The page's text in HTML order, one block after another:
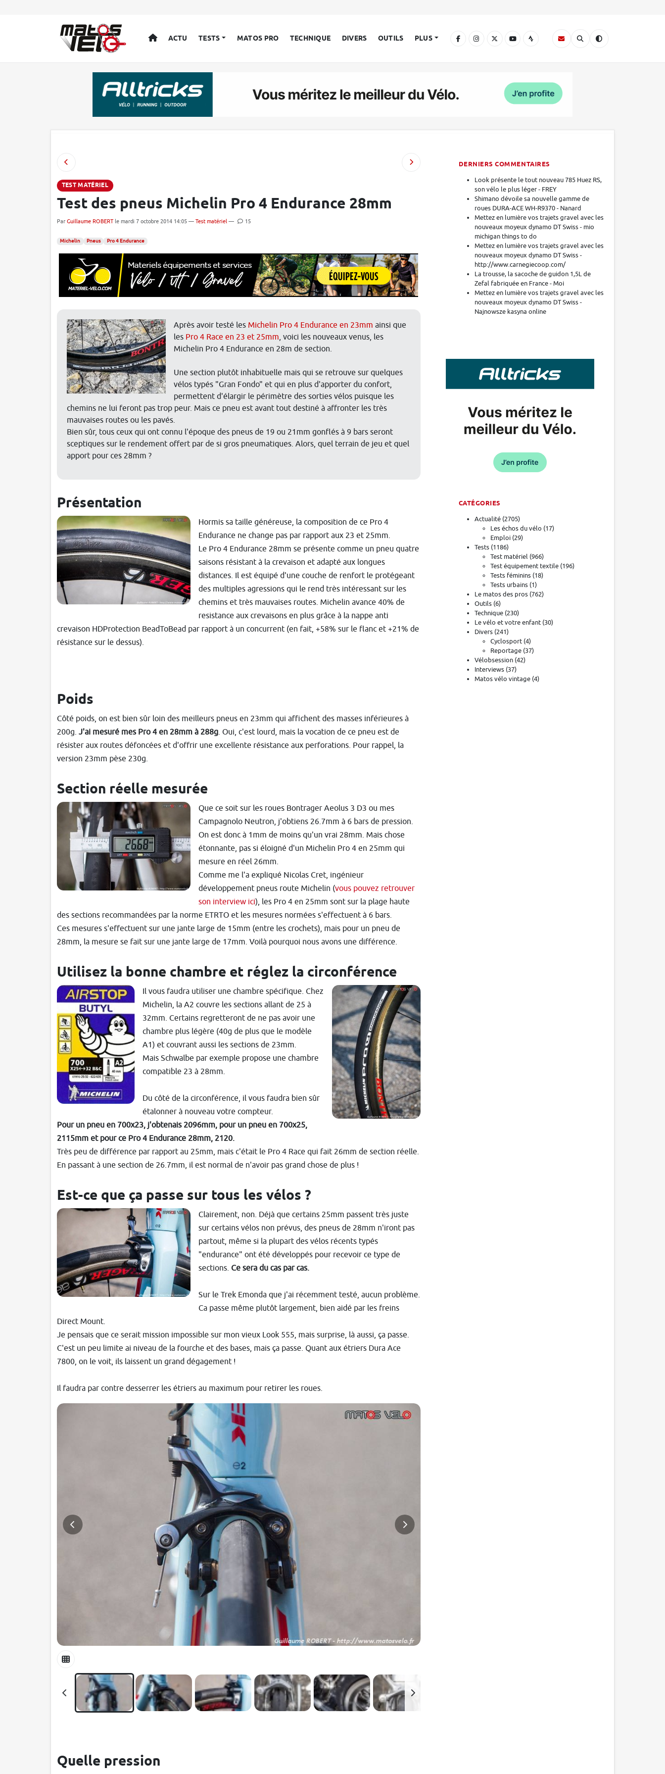
ACCUEIL
ACTU TESTS MATOS PRO TECHNIQUE DIVERS OUTILS PLUS
TEST MATÉRIEL
Test des pneus Michelin Pro 4 Endurance 28mm
Par Guillaume ROBERT le mardi 7 octobre 2014 14:05 — Test matériel — 15
Michelin Pneus Pro 4 Endurance
Après avoir testé les Michelin Pro 4 Endurance en 23mm ainsi que
les Pro 4 Race en 23 et 25mm, voici les nouveaux venus, les
Michelin Pro 4 Endurance en 28m de section.
Une section plutôt inhabituelle mais qui se retrouve sur quelques
vélos typés "Gran Fondo" et qui en plus d'apporter du confort,
permettent d'élargir le périmètre des sorties vélos puisque les
chemins ne lui feront pas trop peur. Mais ce pneu est avant tout destiné à affronter les très
mauvaises routes ou les pavés.
Bien sûr, tous ceux qui ont connu l'époque des pneus de 19 ou 21mm gonflés à 9 bars seront
sceptiques sur le rendement offert par de si gros pneumatiques. Alors, quel terrain de jeu et quel
apport pour ces 28mm ?
Présentation
Hormis sa taille généreuse, la composition de ce Pro 4
Endurance ne change pas par rapport aux 23 et 25mm.
Le Pro 4 Endurance 28mm se présente comme un pneu quatre
saisons résistant à la crevaison et adapté aux longues
distances. Il est équipé d'une couche de renfort le protégeant
des multiples agressions qui le rend très intéressant sur les
chemins et très mauvaises routes. Michelin avance 40% de
resistance aux crevaisons en plus grâce à la nappe anti
crevaison HDProtection BeadToBead par rapport à un concurrent (en fait, +58% sur le flanc et +21% de
résistance sur le dessus).
Poids
Côté poids, on est bien sûr loin des meilleurs pneus en 23mm qui affichent des masses inférieures à
200g. J'ai mesuré mes Pro 4 en 28mm à 288g. Oui, c'est lourd, mais la vocation de ce pneu est de
résister aux routes défoncées et d'offrir une excellente résistance aux perforations. Pour rappel, la
version 23mm pèse 230g.
Section réelle mesurée
Que ce soit sur les roues Bontrager Aeolus 3 D3 ou mes
Campagnolo Neutron, j'obtiens 26.7mm à 6 bars de pression.
On est donc à 1mm de moins qu'un vrai 28mm. Mais chose
étonnante, pas si éloigné d'un Michelin Pro 4 en 25mm qui
mesure en réel 26mm.
Comme me l'a expliqué Nicolas Cret, ingénieur
développement pneus route Michelin (vous pouvez retrouver
son interview ici), les Pro 4 en 25mm sont sur la plage haute
des sections recommandées par la norme ETRTO et les mesures normées s'effectuent à 6 bars.
Ces mesures s'effectuent sur une jante large de 15mm (entre les crochets), mais pour un pneu de
28mm, la mesure se fait sur une jante large de 17mm. Voilà pourquoi nous avons une différence.
Utilisez la bonne chambre et réglez la circonférence
Il vous faudra utiliser une chambre spécifique. Chez
Michelin, la A2 couvre les sections allant de 25 à
32mm. Certains regretteront de ne pas avoir une
chambre plus légère (40g de plus que le modèle
A1) et couvrant aussi les sections de 23mm.
Mais Schwalbe par exemple propose une chambre
compatible 23 à 28mm.
Du côté de la circonférence, il vous faudra bien sûr
étalonner à nouveau votre compteur.
Pour un pneu en 700x23, j'obtenais 2096mm, pour un pneu en 700x25,
2115mm et pour ce Pro 4 Endurance 28mm, 2120.
Très peu de différence par rapport au 25mm, mais c'était le Pro 4 Race qui fait 26mm de section réelle.
En passant à une section de 26.7mm, il est normal de n'avoir pas grand chose de plus !
Est-ce que ça passe sur tous les vélos ?
Clairement, non. Déjà que certains 25mm passent très juste
sur certains vélos non prévus, des pneus de 28mm n'iront pas
partout, même si la plupart des vélos récents typés
"endurance" ont été développés pour recevoir ce type de
sections. Ce sera du cas par cas.
Sur le Trek Emonda que j'ai récemment testé, aucun problème.
Ca passe même plutôt largement, bien aidé par les freins
Direct Mount.
Je pensais que ce serait mission impossible sur mon vieux Look 555, mais surprise, là aussi, ça passe.
C'est un peu limite ai niveau de la fourche et des bases, mais ça passe. Quant aux étriers Dura Ace
7800, on le voit, ils laissent un grand dégagement !
Il faudra par contre desserrer les étriers au maximum pour retirer les roues.
Quelle pression
DERNIERS COMMENTAIRES
Look présente le tout nouveau 785 Huez RS,
son vélo le plus léger - FREY
Shimano dévoile sa nouvelle gamme de
roues DURA-ACE WH-R9370 - Nanard
Mettez en lumière vos trajets gravel avec les
nouveaux moyeux dynamo DT Swiss - mio
michigan things to do
Mettez en lumière vos trajets gravel avec les
nouveaux moyeux dynamo DT Swiss -
http://www.carnegiecoop.com/
La trousse, la sacoche de guidon 1,5L de
Zefal fabriquée en France - Moi
Mettez en lumière vos trajets gravel avec les
nouveaux moyeux dynamo DT Swiss -
Najnowsze kasyna online
CATÉGORIES
Actualité (2705)
Les échos du vélo (17)
Emploi (29)
Tests (1186)
Test matériel (966)
Test équipement textile (196)
Tests féminins (18)
Tests urbains (1)
Le matos des pros (762)
Outils (6)
Technique (230)
Le vélo et votre enfant (30)
Divers (241)
Cyclosport (4)
Reportage (37)
Vélobsession (42)
Interviews (37)
Matos vélo vintage (4)